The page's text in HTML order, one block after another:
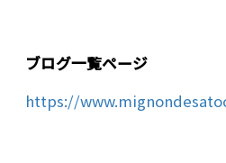
ブログ一覧ページ
https://